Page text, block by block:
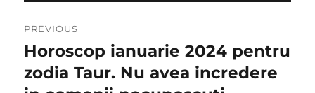
în
articole
PREVIOUS
Previous
post:
Horoscop ianuarie 2024 pentru
zodia Taur. Nu avea incredere